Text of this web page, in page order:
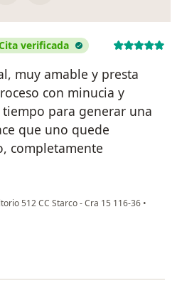
verificada
muy amable y presta
con minucia y
para generar una
que uno quede
completamente
512 CC Starco - Cra 15 116-36 •
Ramírez